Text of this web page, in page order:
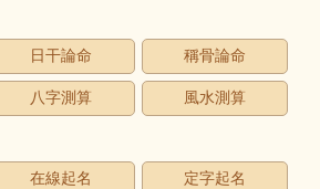
日干論命 稱骨論命
八字測算 風水測算
在線起名 定字起名